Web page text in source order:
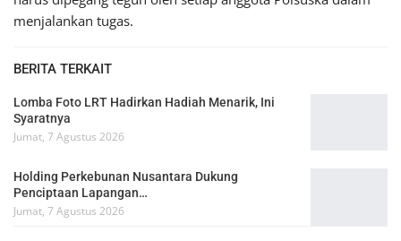
menjalankan tugas.
BERITA TERKAIT
Lomba Foto LRT Hadirkan Hadiah Menarik, Ini
Syaratnya
Jumat, 7 Agustus 2026
Holding Perkebunan Nusantara Dukung
Penciptaan Lapangan…
Jumat, 7 Agustus 2026